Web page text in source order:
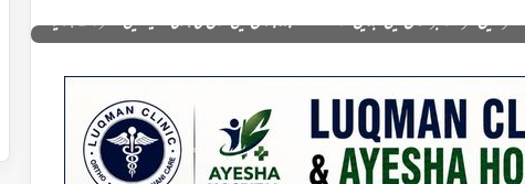
اسرائیل غزہ کو قبرستان میں تبدیل کرنے کے بعد لبنان میں خون کی ہولی کھیلنے میں مصروف ہوگیا۔